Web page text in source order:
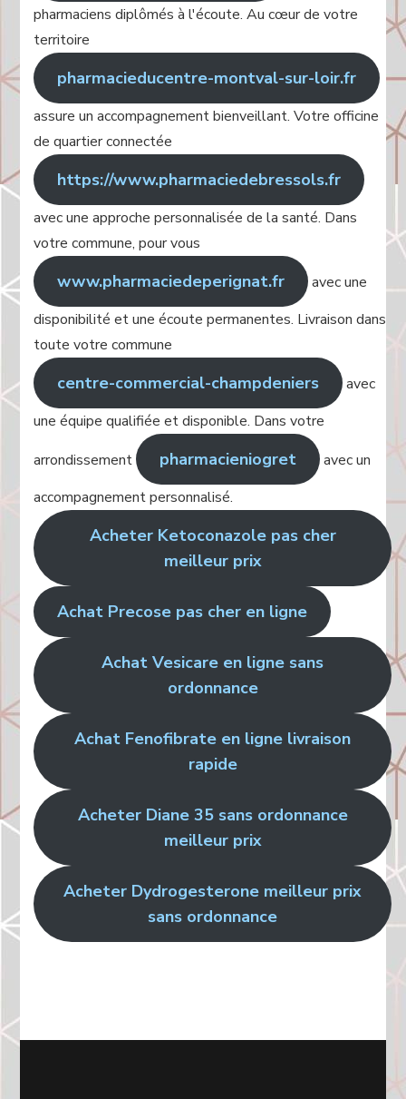
pharmaciens diplômés à l'écoute. Au cœur de votre
territoire
pharmacieducentre-montval-sur-loir.fr
assure un accompagnement bienveillant. Votre officine
de quartier connectée
https://www.pharmaciedebressols.fr
avec une approche personnalisée de la santé. Dans
votre commune, pour vous
www.pharmaciedeperignat.fr
avec une
disponibilité et une écoute permanentes. Livraison dans
toute votre commune
centre-commercial-champdeniers
avec
une équipe qualifiée et disponible. Dans votre
arrondissement
pharmacieniogret
avec un
accompagnement personnalisé.
Acheter Ketoconazole pas cher
meilleur prix
Achat Precose pas cher en ligne
Achat Vesicare en ligne sans
ordonnance
Achat Fenofibrate en ligne livraison
rapide
Acheter Diane 35 sans ordonnance
meilleur prix
Acheter Dydrogesterone meilleur prix
sans ordonnance